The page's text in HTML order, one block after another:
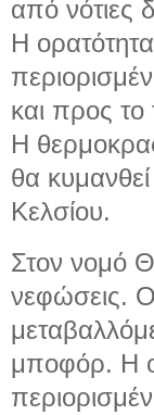
από νότιες
Η
και προς το
Η
θα
Κελσίου.
Στον νομό
νεφώσεις.
μποφόρ. Η